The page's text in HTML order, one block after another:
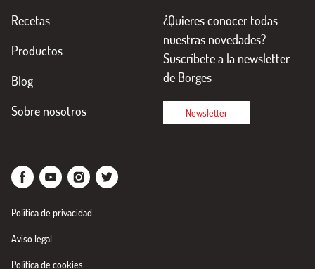
Recetas
Productos
Blog
Sobre nosotros
¿Quieres conocer todas
nuestras novedades?
Suscríbete a la newsletter
de Borges
Newsletter
Política de privacidad
Aviso legal
Política de cookies